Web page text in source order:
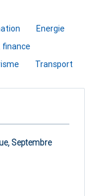
Energie
finance
Transport
Septembre